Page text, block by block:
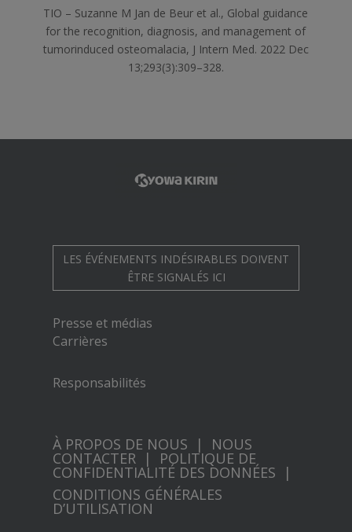
TIO – Suzanne M Jan de Beur et al., Global guidance
for the recognition, diagnosis, and management of
tumorinduced osteomalacia, J Intern Med. 2022 Dec
13;293(3):309–328.
LES ÉVÉNEMENTS INDÉSIRABLES DOIVENT
ÊTRE SIGNALÉS ICI
Presse et médias
Carrières
Responsabilités
À PROPOS DE NOUS | NOUS
CONTACTER | POLITIQUE DE
CONFIDENTIALITÉ DES DONNÉES |
CONDITIONS GÉNÉRALES
D’UTILISATION